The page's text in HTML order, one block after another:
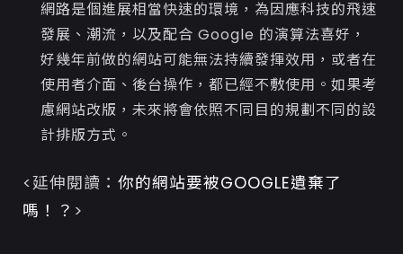
網路是個進展相當快速的環境，為因應科技的飛速
發展、潮流，以及配合 Google 的演算法喜好，
好幾年前做的網站可能無法持續發揮效用，或者在
使用者介面、後台操作，都已經不敷使用。如果考
慮網站改版，未來將會依照不同目的規劃不同的設
計排版方式。
<延伸閱讀： 你的網站要被GOOGLE遺棄了
嗎！？ >